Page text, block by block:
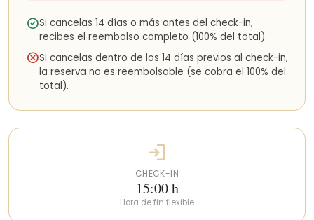
contacto con la naturaleza. No hay televisión, pero hay casi 400
metros de senderos en el jardín, un estanque y muchos árboles.
La casa se ilumina con la salida del sol gracias a las altas
ventanas que no se pueden oscurecer.
La planta superior, que es el tercer dormitorio, está abierta al
en cuenta si son más de 4 personas.
check_circleSi cancelas 14 días o más antes del check-in,
recibes el reembolso completo (100% del total).
cancelSi cancelas dentro de los 14 días previos al check-in,
la reserva no es reembolsable (se cobra el 100% del
total).
login
CHECK-IN
15:00 h
Hora de fin flexible